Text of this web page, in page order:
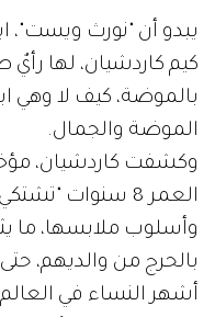
يبدو أن "نورث ويست"،
كيم كاردشيان، لها
بالموضة، كيف لا وهي
الموضة والجمال.
وكشفت كاردشيان،
العمر 8 سنوات
وأسلوب ملابسها، ما
بالحرج من والديهم،
أشهر النساء في